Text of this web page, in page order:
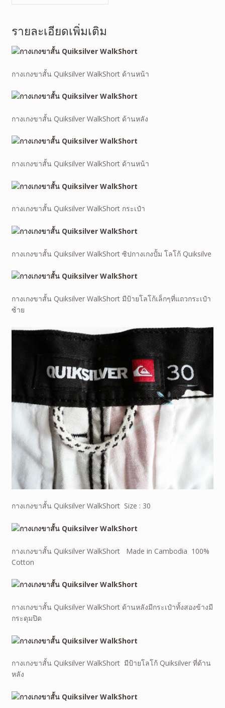
รายละเอียดเพิ่มเติม
กางเกงขาสั้น Quiksilver WalkShort ด้านหน้า
กางเกงขาสั้น Quiksilver WalkShort ด้านหลัง
กางเกงขาสั้น Quiksilver WalkShort ด้านหน้า
กางเกงขาสั้น Quiksilver WalkShort กระเป๋า
กางเกงขาสั้น Quiksilver WalkShort ซิปกางเกงปั้ม โลโก้ Quiksilve
กางเกงขาสั้น Quiksilver WalkShort มีป้ายโลโก้เล็กๆที่แถวกระเป๋า
ซ้าย
กางเกงขาสั้น Quiksilver WalkShort Size : 30
กางเกงขาสั้น Quiksilver WalkShort Made in Cambodia 100%
Cotton
กางเกงขาสั้น Quiksilver WalkShort ด้านหลังมีกระเป๋าทั้งสองข้างมี
กระดุมปิด
กางเกงขาสั้น Quiksilver WalkShort มีป้ายโลโก้ Quiksilver ที่ด้าน
หลัง